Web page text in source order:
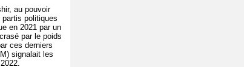
au pouvoir
politiques
en 2021 par un
par le poids
ces derniers
signalait les